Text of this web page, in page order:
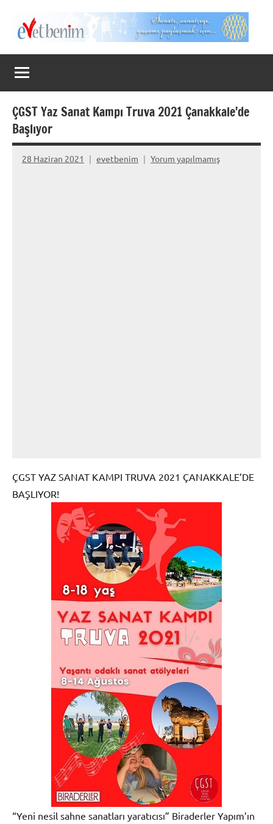
Evet
Benim
ÇGST Yaz Sanat Kampı Truva 2021 Çanakkale'de
Başlıyor
28 Haziran 2021 evetbenim Yorum yapılmamış
ÇGST YAZ SANAT KAMPI TRUVA 2021 ÇANAKKALE’DE
BAŞLIYOR!
“Yeni nesil sahne sanatları yaratıcısı” Biraderler Yapım’ın